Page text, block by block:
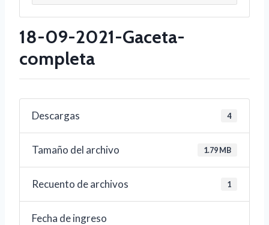
18-09-2021-Gaceta-
completa
Descargas 4
Tamaño del archivo 1.79 MB
Recuento de archivos 1
Fecha de ingreso